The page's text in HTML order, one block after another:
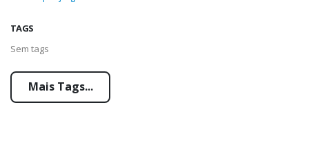
TAGS
Sem tags
Mais Tags...